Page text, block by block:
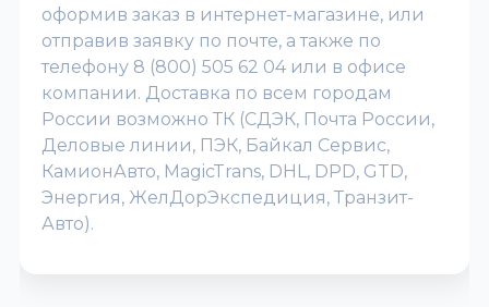
оформив заказ в интернет-магазине, или
отправив заявку по почте, а также по
телефону 8 (800) 505 62 04 или в офисе
компании. Доставка по всем городам
России возможно ТК (СДЭК, Почта России,
Деловые линии, ПЭК, Байкал Сервис,
КамионАвто, MagicTrans, DHL, DPD, GTD,
Энергия, ЖелДорЭкспедиция, Транзит-
Авто).